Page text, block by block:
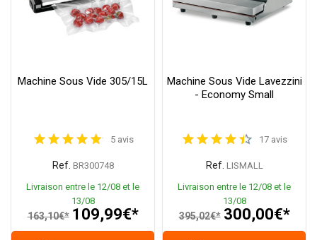
Machine Sous Vide 305/15L
5 avis
Ref. BR300748
Livraison entre le 12/08 et le
13/08
163,10€* 109,99€*
Machine Sous Vide Lavezzini
- Economy Small
17 avis
Ref. LISMALL
Livraison entre le 12/08 et le
13/08
395,02€* 300,00€*